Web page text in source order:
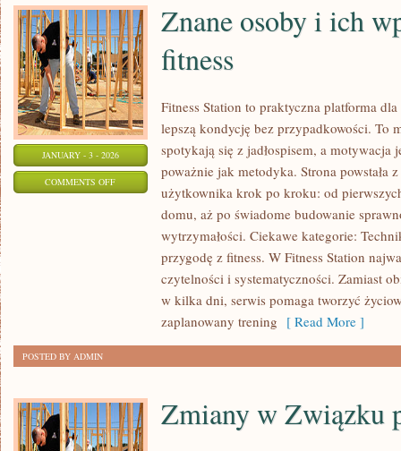
JANUARY - 3 - 2026
COMMENTS OFFON
Znane osoby i ich
fitness
Fitness Station to praktyczna platforma
lepszą kondycję bez przypadkowości. To
spotykają się z jadłospisem, a motywacja
poważnie jak metodyka. Strona powstała
użytkownika krok po kroku: od
domu, aż po świadome budowanie
wytrzymałości. Ciekawe kategorie:
przygodę z fitness. W Fitness Station
czytelności i systematyczności. Zamiast
w kilka dni, serwis pomaga tworzyć
zaplanowany trening [ Read More ]
POSTED BY ADMIN
Zmiany w Związku